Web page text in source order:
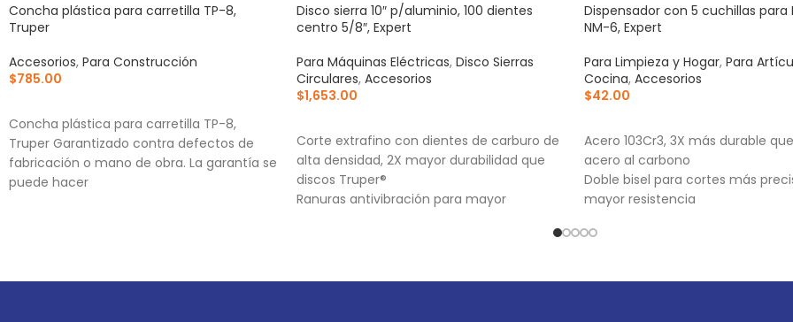
Concha plástica para carretilla TP-8,
Truper
Accesorios, Para Construcción
$785.00
Concha plástica para carretilla TP-8,
Truper Garantizado contra defectos de
fabricación o mano de obra. La garantía se
puede hacer
Disco sierra 10″ p/aluminio, 100 dientes
centro 5/8″, Expert
Para Máquinas Eléctricas, Disco Sierras
Circulares, Accesorios
$1,653.00
Corte extrafino con dientes de carburo de
alta densidad, 2X mayor durabilidad que
discos Truper®
Ranuras antivibración para mayor
Dispensador con 5 cuchillas para
NM-6, Expert
Para Limpieza y Hogar, Para
Cocina, Accesorios
$42.00
Acero 103Cr3, 3X más durable
acero al carbono
Doble bisel para cortes más
mayor resistencia
NV-6X